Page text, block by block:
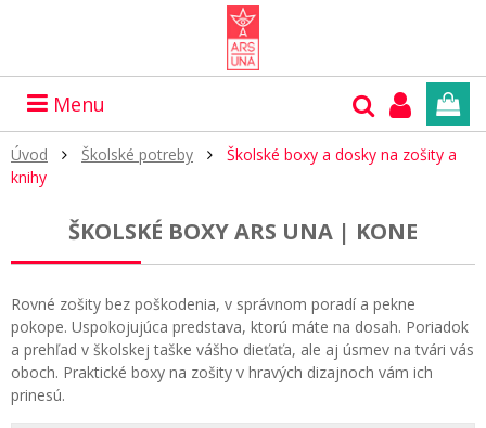
Menu
Úvod Školské potreby
Školské boxy a dosky na zošity a
knihy
ŠKOLSKÉ BOXY ARS UNA | KONE
Rovné zošity bez poškodenia, v správnom poradí a pekne
pokope. Uspokojujúca predstava, ktorú máte na dosah. Poriadok
a prehľad v školskej taške vášho dieťaťa, ale aj úsmev na tvári vás
oboch. Praktické boxy na zošity v hravých dizajnoch vám ich
prinesú.